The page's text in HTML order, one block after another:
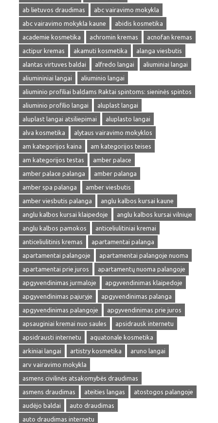
ab lietuvos draudimas
abc vairavimo mokykla
abc vairavimo mokykla kaune
abidis kosmetika
academie kosmetika
achromin kremas
acnofan kremas
actipur kremas
akamuti kosmetika
alanga viesbutis
alantas virtuves baldai
alfredo langai
aliuminiai langai
aliumininiai langai
aliuminio langai
aliuminio profiliai baldams Raktai spintoms: sieninės spintos
aliuminio profilio langai
aluplast langai
aluplast langai atsiliepimai
aluplasto langai
alva kosmetika
alytaus vairavimo mokyklos
am kategorijos kaina
am kategorijos teises
am kategorijos testas
amber palace
amber palace palanga
amber palanga
amber spa palanga
amber viesbutis
amber viesbutis palanga
anglu kalbos kursai kaune
anglu kalbos kursai klaipedoje
anglu kalbos kursai vilniuje
anglu kalbos pamokos
anticeliulitiniai kremai
anticeliulitinis kremas
apartamentai palanga
apartamentai palangoje
apartamentai palangoje nuoma
apartamentai prie juros
apartamentų nuoma palangoje
apgyvendinimas jurmaloje
apgyvendinimas klaipedoje
apgyvendinimas pajuryje
apgyvendinimas palanga
apgyvendinimas palangoje
apgyvendinimas prie juros
apsauginiai kremai nuo saules
apsidrausk internetu
apsidrausti internetu
aquatonale kosmetika
arkiniai langai
artistry kosmetika
aruno langai
arv vairavimo mokykla
asmens civilinės atsakomybės draudimas
asmens draudimas
ateities langas
atostogos palangoje
audėjo baldai
auto draudimas
auto draudimas internetu